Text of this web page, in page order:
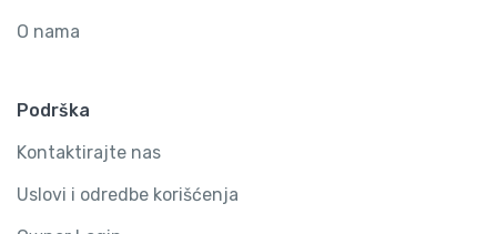
O nama
Podrška
Kontaktirajte nas
Uslovi i odredbe korišćenja